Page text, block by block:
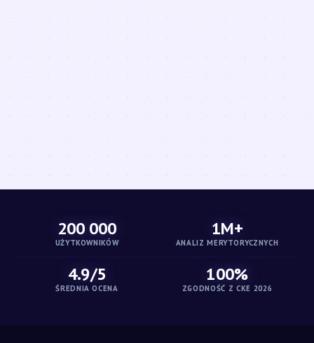
200 000
UŻYTKOWNIKÓW
1M+
ANALIZ MERYTORYCZNYCH
4.9/5
ŚREDNIA OCENA
100%
ZGODNOŚĆ Z CKE 2026